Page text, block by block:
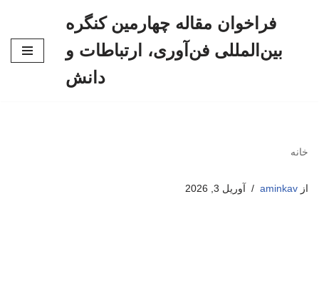
فراخوان مقاله چهارمین کنگره
بین‌المللی فن‌آوری، ارتباطات و
دانش
خانه
از aminkav آوریل 3, 2026